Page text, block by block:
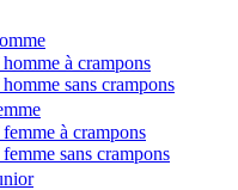
à crampons
sans crampons
à crampons
sans crampons